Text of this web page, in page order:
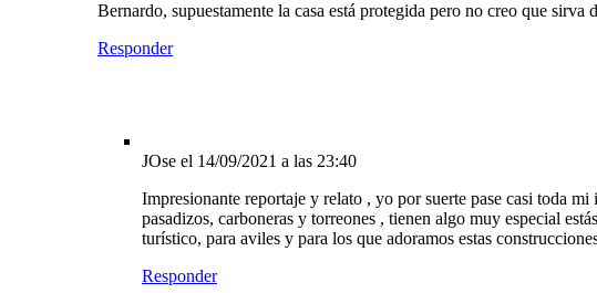
Bernardo, supuestamente la casa está protegida pero no creo que
Responder
JOse el 14/09/2021 a las 23:40
Impresionante reportaje y relato , yo por suerte pase casi toda
pasadizos, carboneras y torreones , tienen algo muy especial
turístico, para aviles y para los que adoramos estas
Responder